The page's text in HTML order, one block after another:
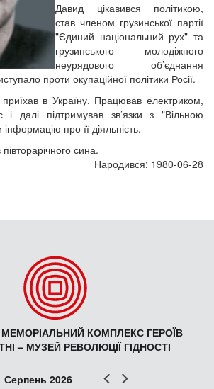
Давид цікавився політикою,
став членом грузинської партії
"Єдиний національний рух" та
грузинського молодіжного
неурядового об’єднання
проти окупаційної політики Росії.
в Україну. Працював електриком,
далі підтримував зв’язки з "Вільною
про її діяльність.
сина.
Народився: 1980-06-28
КОМПЛЕКС ГЕРОЇВ
– МУЗЕЙ РЕВОЛЮЦІЇ ГІДНОСТІ
Попер
Серпень 2026